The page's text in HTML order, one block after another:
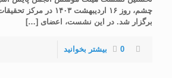
چشم، روز ۱۶ اردیبهشت
برگزار شد. در این نشست، اعضای […]
0 بیشتر بخوانید